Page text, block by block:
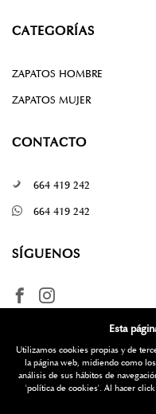
CATEGORÍAS
ZAPATOS HOMBRE
ZAPATOS MUJER
CONTACTO
664 419 242
664 419 242
SÍGUENOS
Esta
Utilizamos cookies propias y de
la página web, midiendo como
análisis de sus hábitos de
'política de cookies'. Al hacer